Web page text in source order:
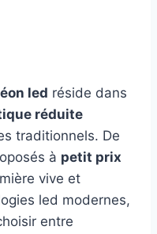
led réside dans
réduite
traditionnels. De
à petit prix
vive et
led modernes,
entre